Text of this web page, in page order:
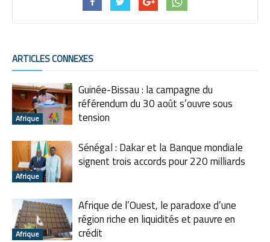
ARTICLES CONNEXES
Afrique
Guinée-Bissau : la campagne du
référendum du 30 août s’ouvre sous
tension
Afrique
Sénégal : Dakar et la Banque mondiale
signent trois accords pour 220 milliards
Afrique
Afrique de l’Ouest, le paradoxe d’une
région riche en liquidités et pauvre en
crédit